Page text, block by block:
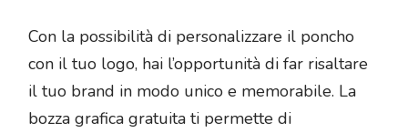
Con la possibilità di personalizzare il poncho
con il tuo logo, hai l’opportunità di far risaltare
il tuo brand in modo unico e memorabile. La
bozza grafica gratuita ti permette di